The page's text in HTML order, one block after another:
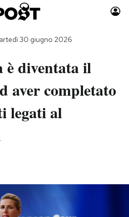
Auto
Consumismi
30 giugno 2026
è diventata il
aver completato
legati al